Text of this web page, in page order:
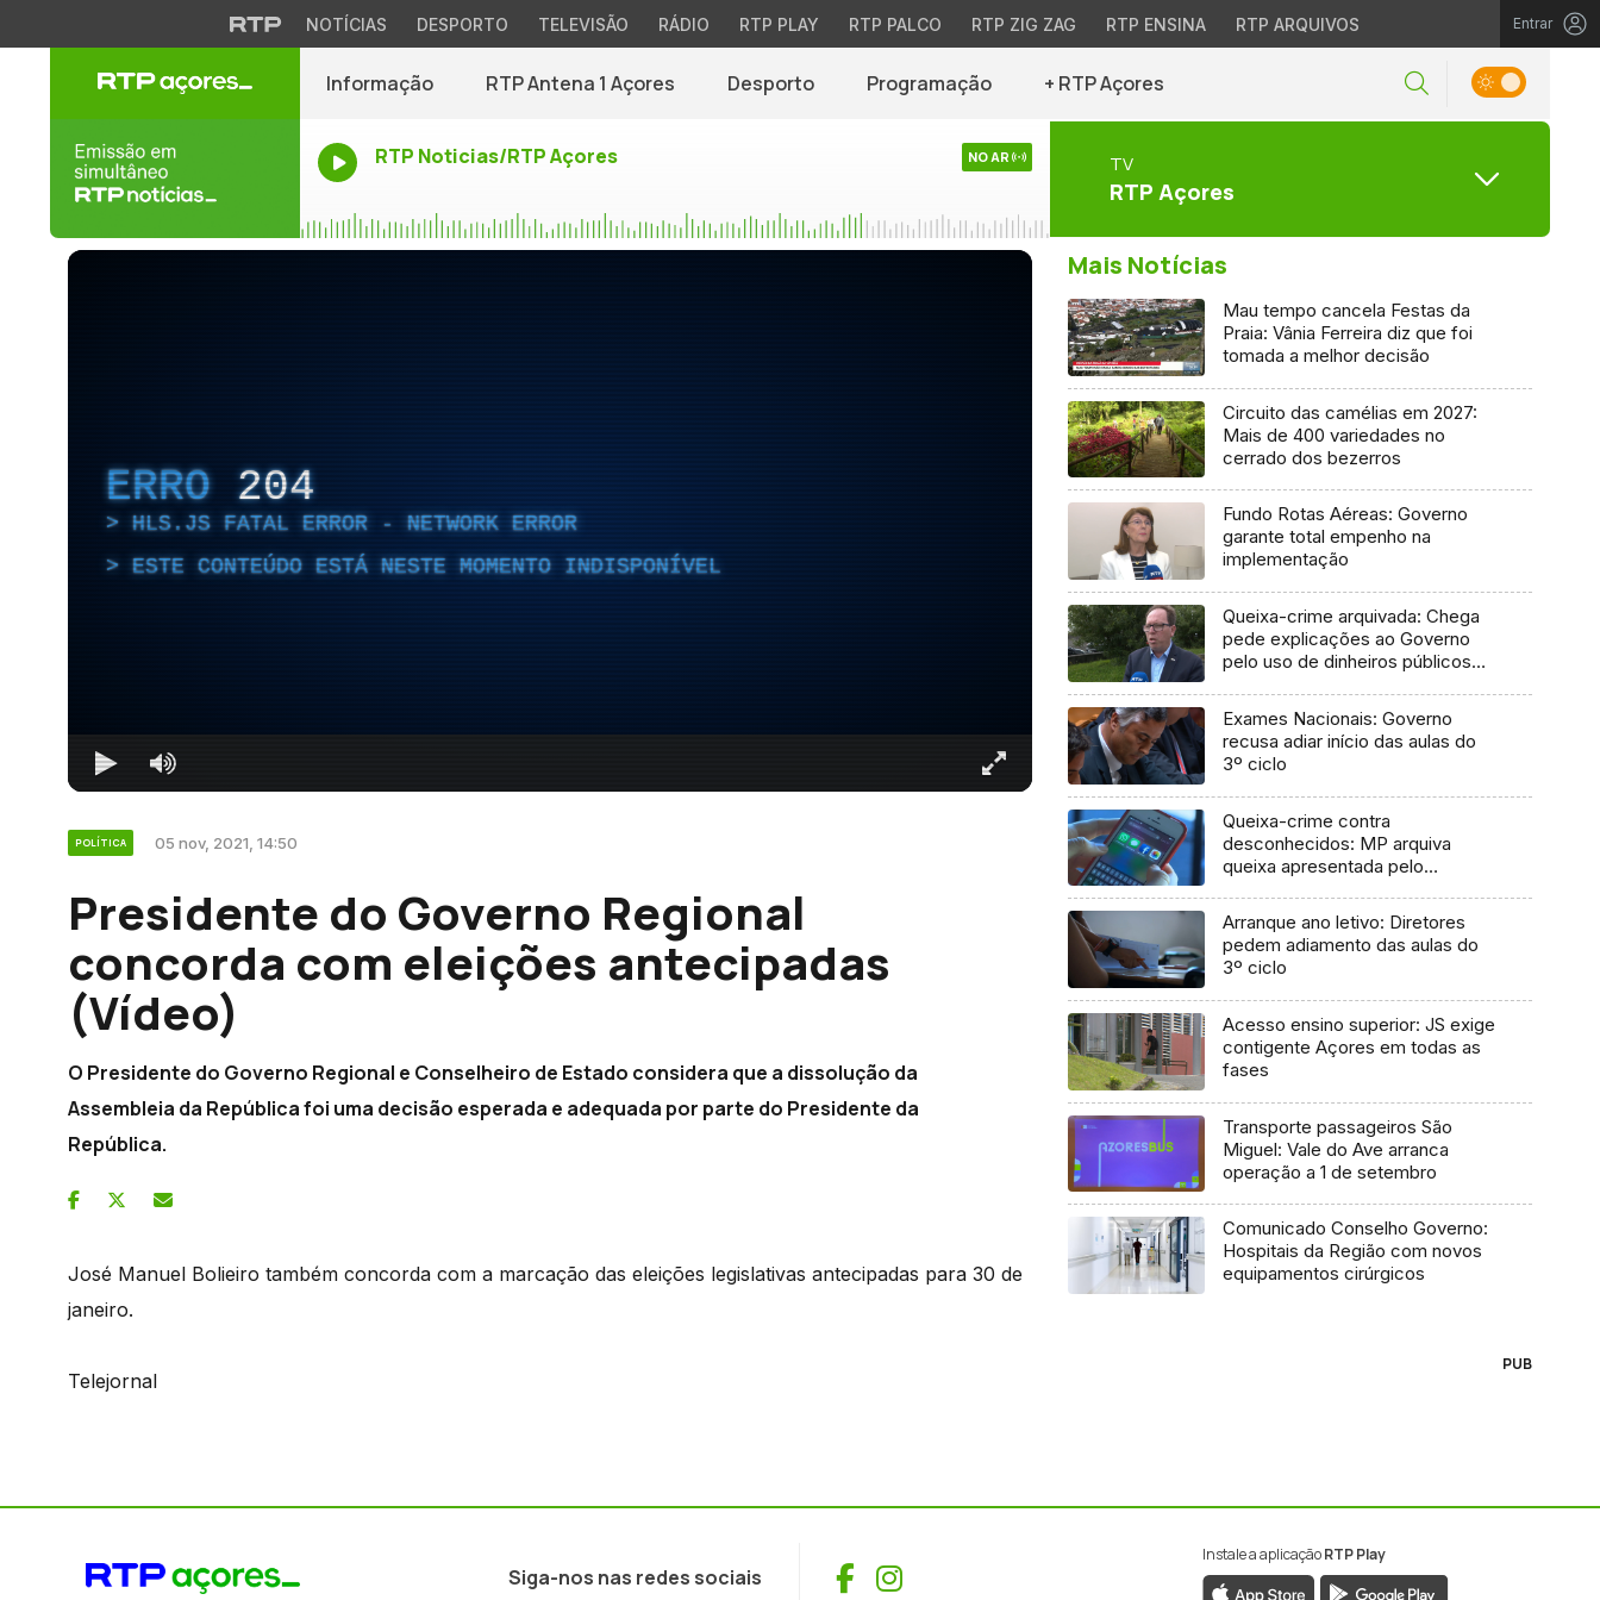
NOTÍCIAS DESPORTO TELEVISÃO RÁDIO RTP PLAY RTP PALCO RTP ZIG ZAG RTP ENSINA RTP ARQUIVOS Entrar
Informação RTP Antena 1 Açores Desporto Programação + RTP Açores
RTP Noticias/RTP Açores NO AR TV
RTP Açores
ERRO 204
HLS.JS FATAL ERROR - NETWORK ERROR
ESTE CONTEÚDO ESTÁ NESTE MOMENTO INDISPONÍVEL
POLÍTICA 05 nov, 2021, 14:50
Presidente do Governo Regional
concorda com eleições antecipadas
(Vídeo)
O Presidente do Governo Regional e Conselheiro de Estado considera que a dissolução da
Assembleia da República foi uma decisão esperada e adequada por parte do Presidente da
República.
José Manuel Bolieiro também concorda com a marcação das eleições legislativas antecipadas para 30 de
janeiro.
Telejornal
Mais Notícias
Mau tempo cancela Festas da
Praia: Vânia Ferreira diz que foi
tomada a melhor decisão
Circuito das camélias em 2027:
Mais de 400 variedades no
cerrado dos bezerros
Fundo Rotas Aéreas: Governo
garante total empenho na
implementação
Queixa-crime arquivada: Chega
pede explicações ao Governo
pelo uso de dinheiros públicos
Exames Nacionais: Governo
recusa adiar início das aulas do
3º ciclo
Queixa-crime contra
desconhecidos: MP arquiva
queixa apresentada pelo
Arranque ano letivo: Diretores
pedem adiamento das aulas do
3º ciclo
Acesso ensino superior: JS exige
contigente Açores em todas as
fases
Transporte passageiros São
Miguel: Vale do Ave arranca
operação a 1 de setembro
Comunicado Conselho Governo:
Hospitais da Região com novos
equipamentos cirúrgicos
PUB
Siga-nos nas redes sociais Facebook
Instagram
Instale a aplicaçãoRTP Play